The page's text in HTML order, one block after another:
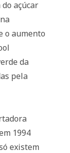
açúcar
o aumento
da
pela
1994
existem